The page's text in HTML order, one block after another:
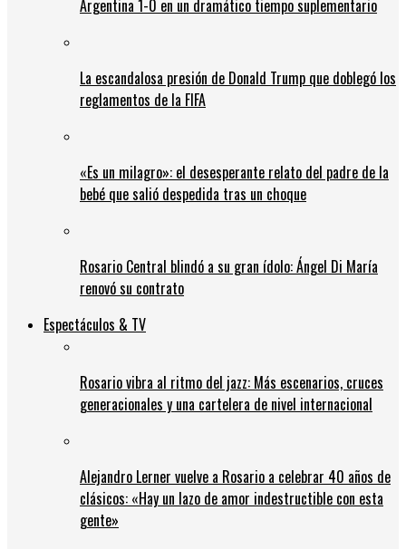
Argentina 1-0 en un dramático tiempo suplementario
La escandalosa presión de Donald Trump que doblegó los
reglamentos de la FIFA
«Es un milagro»: el desesperante relato del padre de la
bebé que salió despedida tras un choque
Rosario Central blindó a su gran ídolo: Ángel Di María
renovó su contrato
Espectáculos & TV
Rosario vibra al ritmo del jazz: Más escenarios, cruces
generacionales y una cartelera de nivel internacional
Alejandro Lerner vuelve a Rosario a celebrar 40 años de
clásicos: «Hay un lazo de amor indestructible con esta
gente»